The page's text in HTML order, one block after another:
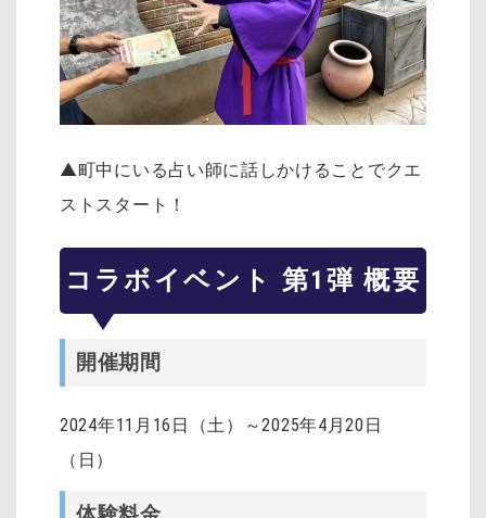
▲町中にいる占い師に話しかけることでクエ
ストスタート！
コラボイベント 第1弾 概要
開催期間
2024年11月16日（土）～2025年4月20日
（日）